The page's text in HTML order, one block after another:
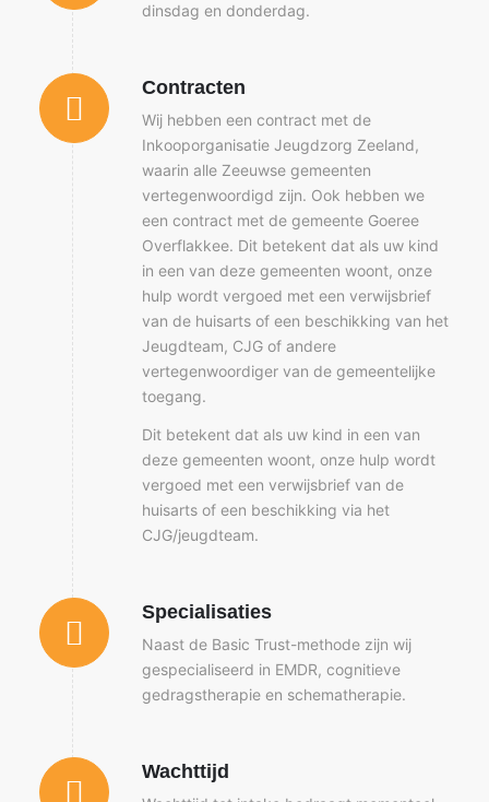
dinsdag en donderdag.
Contracten
Wij hebben een contract met de
Inkooporganisatie Jeugdzorg Zeeland,
waarin alle Zeeuwse gemeenten
vertegenwoordigd zijn. Ook hebben we
een contract met de gemeente Goeree
Overflakkee. Dit betekent dat als uw kind
in een van deze gemeenten woont, onze
hulp wordt vergoed met een verwijsbrief
van de huisarts of een beschikking van het
Jeugdteam, CJG of andere
vertegenwoordiger van de gemeentelijke
toegang.
Dit betekent dat als uw kind in een van
deze gemeenten woont, onze hulp wordt
vergoed met een verwijsbrief van de
huisarts of een beschikking via het
CJG/jeugdteam.
Specialisaties
Naast de Basic Trust-methode zijn wij
gespecialiseerd in EMDR, cognitieve
gedragstherapie en schematherapie.
Wachttijd